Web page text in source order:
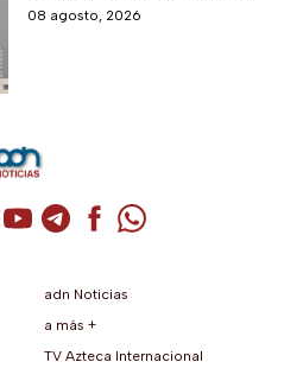
detectaron partículas
08 agosto, 2026
X / Twitter (se abre en una
de Instagram (se abre en una
Cuenta de TikTok (se abre en
Cuenta de YouTube (se abre
Cuenta de Telegram (se
Cuenta de
Cuenta de
adn Noticias
a más +
TV Azteca Internacional